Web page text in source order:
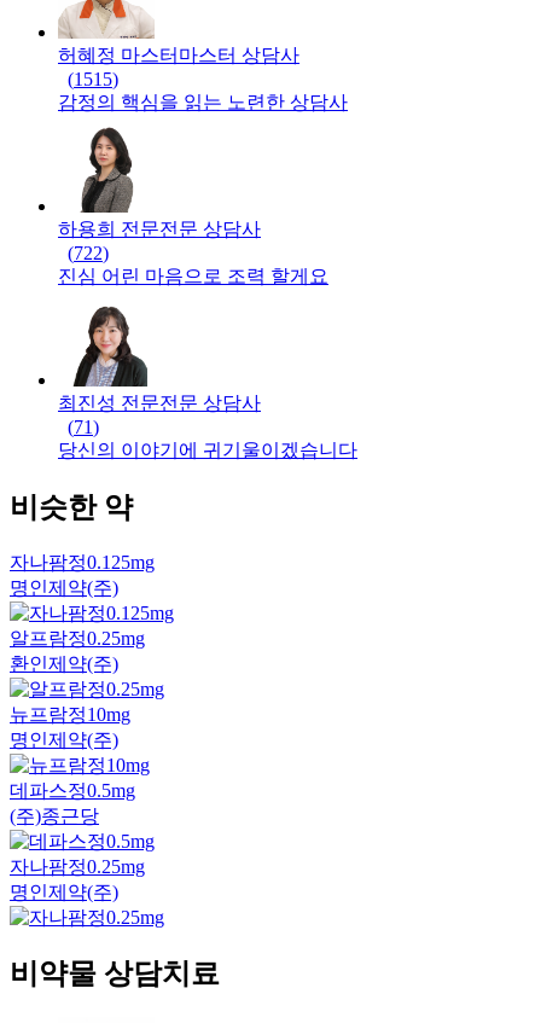
허혜정 마스터 마스터 상담사
(1515)
감정의 핵심을 읽는 노련한 상담사
하용희 전문전문 상담사
(722)
진심 어린 마음으로 조력 할게요
최진성 전문전문 상담사
(71)
당신의 이야기에 귀기울이겠습니다
비슷한 약
자나팜정0.125mg
명인제약(주)
알프람정0.25mg
환인제약(주)
뉴프람정10mg
명인제약(주)
데파스정0.5mg
(주)종근당
자나팜정0.25mg
명인제약(주)
비약물 상담치료